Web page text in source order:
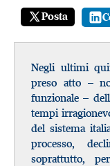
Posta
Negli ultimi
preso atto –
funzionale –
tempi
del sistema
processo,
soprattutto,